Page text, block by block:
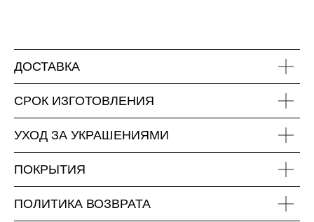
ДОСТАВКА
СРОК ИЗГОТОВЛЕНИЯ
УХОД ЗА УКРАШЕНИЯМИ
ПОКРЫТИЯ
ПОЛИТИКА ВОЗВРАТА